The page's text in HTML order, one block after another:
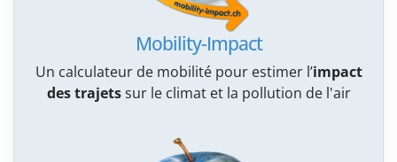
Mobility-Impact
Un calculateur de mobilité pour estimer l’impact
des trajetssur le climat et la pollution de l'air